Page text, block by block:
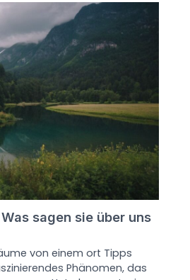
sagen sie über uns
von einem ort Tipps
Phänomen, das